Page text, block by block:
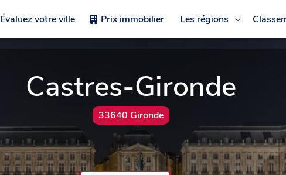
Évaluez votre ville Prix immobilier Les régions
Castres-Gironde
33640 Gironde